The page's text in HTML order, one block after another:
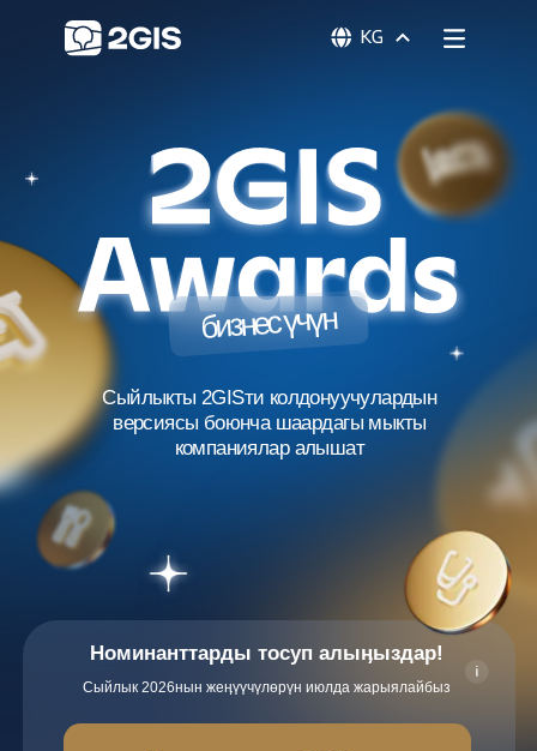
бизнес үчүн
Сыйлыкты 2GISти колдонуучулардын
версиясы боюнча шаардагы мыкты
Сыйлык 2026нын жеӊүүчүлөрүн июлда жарыялайбыз
Номинанттарды тосуп алыӊыздар!